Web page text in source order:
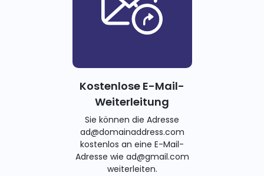
Kostenlose E-Mail-
Weiterleitung
Sie können die Adresse
ad@domainaddress.com
kostenlos an eine E-Mail-
Adresse wie ad@gmail.com
weiterleiten.